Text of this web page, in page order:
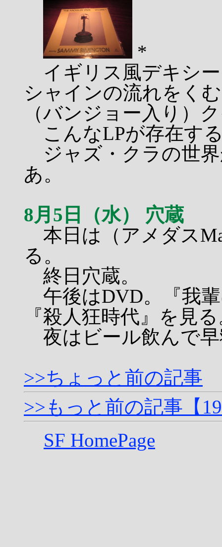
*
イギリス風デキシ
シャインの流れをく
（バンジョー入り）
こんなLPが存在す
ジャズ・クラの世
あ。
8月5日（水） 穴蔵
本日は（アメダス
る。
終日穴蔵。
午後はDVD。『我
『殺人狂時代』を見
夜はビール飲んで
>>ちょっと前の記事
>>もっと前の記事【
SF HomePage